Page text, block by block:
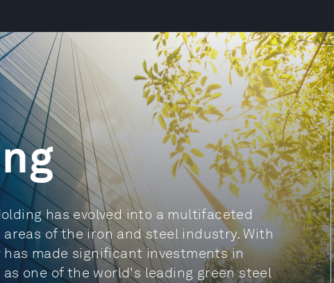
has evolved into a multifaceted
of the iron and steel industry. With
made significant investments in
one of the world's leading green steel